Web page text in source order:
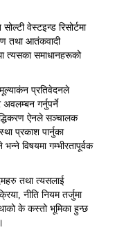
वेस्टइन्ड रिसोर्टमा
तथा आतंकवादी
त्यसका समाधानहरूको
प्रतिवेदनले
गर्नुपर्ने
ऐनले सञ्चालक
प्रकाश पार्नुका
विषयमा गम्भीरतापूर्वक
तथा त्यसलाई
नीति नियम तर्जुमा
के कस्तो भूमिका हुन्छ